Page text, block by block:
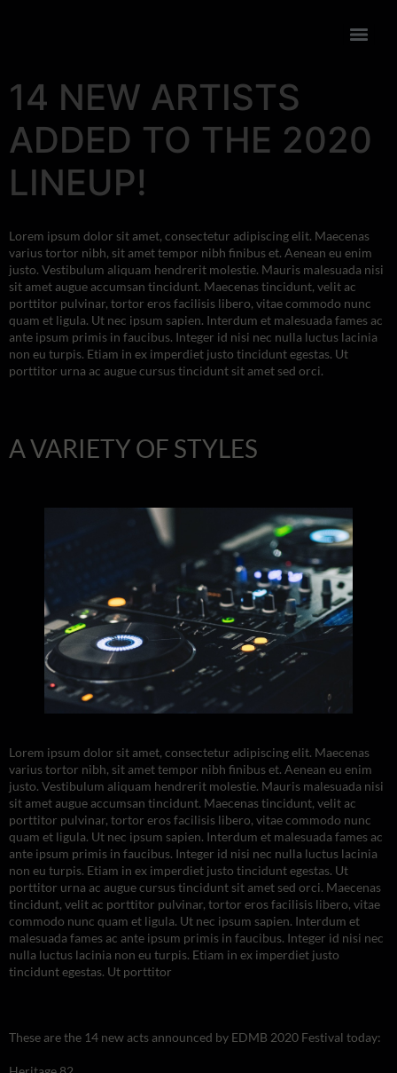
14 NEW ARTISTS
ADDED TO THE 2020
LINEUP!
Lorem ipsum dolor sit amet, consectetur adipiscing elit. Maecenas
varius tortor nibh, sit amet tempor nibh finibus et. Aenean eu enim
justo. Vestibulum aliquam hendrerit molestie. Mauris malesuada nisi
sit amet augue accumsan tincidunt. Maecenas tincidunt, velit ac
porttitor pulvinar, tortor eros facilisis libero, vitae commodo nunc
quam et ligula. Ut nec ipsum sapien. Interdum et malesuada fames ac
ante ipsum primis in faucibus. Integer id nisi nec nulla luctus lacinia
non eu turpis. Etiam in ex imperdiet justo tincidunt egestas. Ut
porttitor urna ac augue cursus tincidunt sit amet sed orci.
A VARIETY OF STYLES
Lorem ipsum dolor sit amet, consectetur adipiscing elit. Maecenas
varius tortor nibh, sit amet tempor nibh finibus et. Aenean eu enim
justo. Vestibulum aliquam hendrerit molestie. Mauris malesuada nisi
sit amet augue accumsan tincidunt. Maecenas tincidunt, velit ac
porttitor pulvinar, tortor eros facilisis libero, vitae commodo nunc
quam et ligula. Ut nec ipsum sapien. Interdum et malesuada fames ac
ante ipsum primis in faucibus. Integer id nisi nec nulla luctus lacinia
non eu turpis. Etiam in ex imperdiet justo tincidunt egestas. Ut
porttitor urna ac augue cursus tincidunt sit amet sed orci. Maecenas
tincidunt, velit ac porttitor pulvinar, tortor eros facilisis libero, vitae
commodo nunc quam et ligula. Ut nec ipsum sapien. Interdum et
malesuada fames ac ante ipsum primis in faucibus. Integer id nisi nec
nulla luctus lacinia non eu turpis. Etiam in ex imperdiet justo
tincidunt egestas. Ut porttitor
These are the 14 new acts announced by EDMB 2020 Festival today: